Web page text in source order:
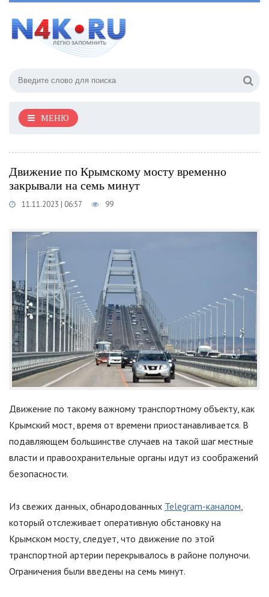
МЕНЮ
Движение по Крымскому мосту временно
закрывали на семь минут
11.11.2023 | 06:57 99
Движение по такому важному транспортному объекту, как
Крымский мост, время от времени приостанавливается. В
подавляющем большинстве случаев на такой шаг местные
власти и правоохранительные органы идут из соображений
безопасности.
Из свежих данных, обнародованных Telegram-каналом,
который отслеживает оперативную обстановку на
Крымском мосту, следует, что движение по этой
транспортной артерии перекрывалось в районе полуночи.
Ограничения были введены на семь минут.